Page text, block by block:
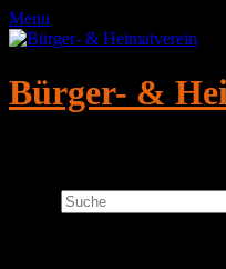
Menu
Bürger- &